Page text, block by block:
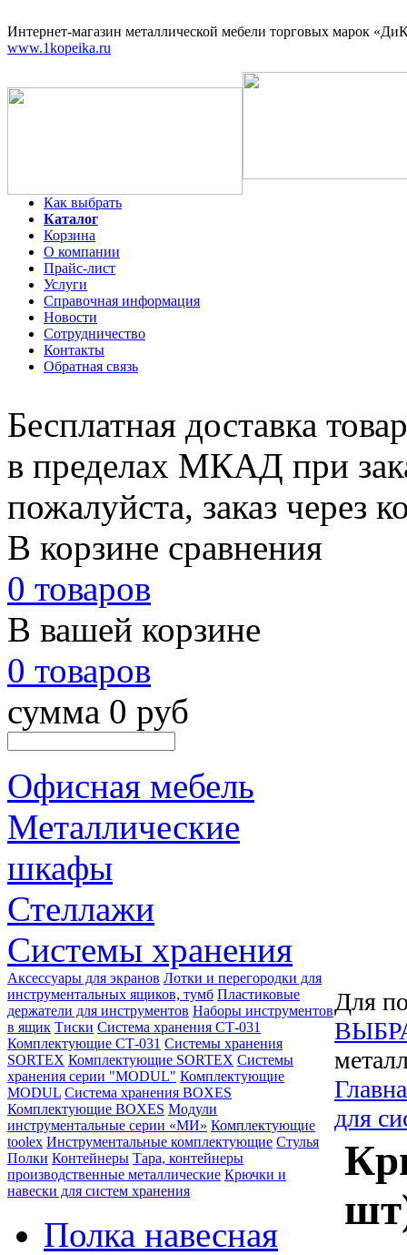
Интернет-магазин металлической мебели торговых марок
www.1kopeika.ru
Как выбрать
Каталог
Корзина
О компании
Прайс-лист
Услуги
Справочная информация
Новости
Сотрудничество
Контакты
Обратная связь
Бесплатная доставка
в пределах МКАД при
пожалуйста, заказ через
В корзине сравнения
0 товаров
В вашей корзине
0 товаров
сумма 0 руб
Офисная мебель
Металлические
шкафы
Стеллажи
Системы хранения
Аксессуары для экранов Лотки и перегородки для
инструментальных ящиков, тумб Пластиковые
держатели для инструментов Наборы инструментов
в ящик Тиски Система хранения СТ-031
Комплектующие СТ-031 Системы хранения
SORTEX Комплектующие SORTEX Системы
хранения серии "MODUL" Комплектующие
MODUL Система хранения BOXES
Комплектующие BOXES Модули
инструментальные серии «МИ» Комплектующие
toolex Инструментальные комплектующие Стулья
Полки Контейнеры Тара, контейнеры
производственные металлические Крючки и
навески для систем хранения
Полка навесная
Для
для